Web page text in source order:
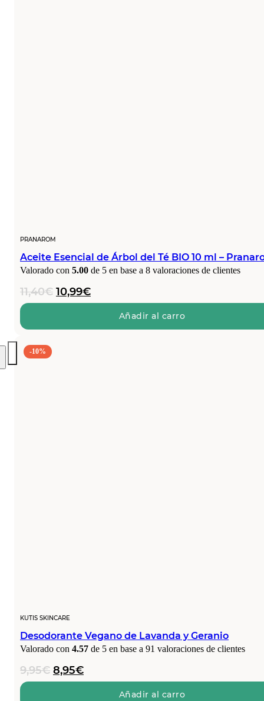
PRANAROM
Aceite Esencial de Árbol del Té BIO 10 ml –
Valorado con 5.00 de 5 en base a 8 valoraciones de clientes
11,40€ El
precio
era:
10,99€El
precio
actual
es:
Añadir al carro
-10%
KUTIS SKINCARE
Desodorante Vegano de Lavanda y Geranio
Valorado con 4.57 de 5 en base a 91 valoraciones de clientes
9,95€ El
precio
8,95€El
precio
Añadir al carro